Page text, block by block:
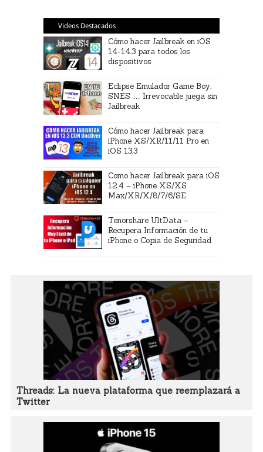
Videos Destacados
Cómo hacer Jailbreak en iOS
14-14.3 para todos los
dispositivos
Eclipse Emulador Game Boy,
SNES … Irrevocable juega sin
Jailbreak
Cómo hacer Jailbreak para
iPhone XS/XR/11/11 Pro en
iOS 13.3
Como hacer Jailbreak para iOS
12.4 – iPhone XS/XS
Max/XR/X/8/7/6/SE
Tenorshare UltData –
Recupera Información de tu
iPhone o Copia de Seguridad
Threads: La nueva plataforma que reemplazará a
Twitter